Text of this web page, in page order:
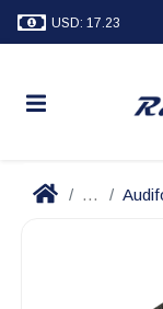
USD: 17.23
...